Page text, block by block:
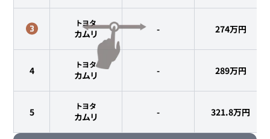
トヨタ
カムリ - 274万円
4
トヨタ
カムリ - 289万円
5
トヨタ
カムリ - 321.8万円